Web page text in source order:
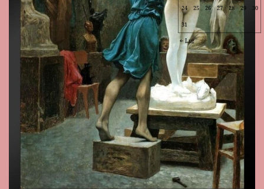
24 25 26 27 28 29 30
31
Lug